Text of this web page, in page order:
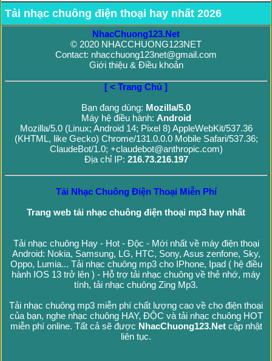
Tải nhạc chuông điện thoại hay nhất 2026
NhacChuong123.Net
© 2020 NHACCHUONG123NET
Contact: nhacchuong123net@gmail.com
Giới thiệu & Điều khoản
[ < Trang Chủ ]
Bạn đang dùng: Mozilla/5.0
Máy hệ điều hành: Android
Mozilla/5.0 (Linux; Android 14; Pixel 8) AppleWebKit/537.36
(KHTML, like Gecko) Chrome/131.0.0.0 Mobile Safari/537.36;
ClaudeBot/1.0; +claudebot@anthropic.com)
Địa chỉ IP: 216.73.216.197
Tải Nhạc Chuông Điện Thoại Miễn Phí
Trang web tải nhạc chuông điện thoại mp3 hay nhất
Tải nhạc chuông Hay - Hot - Độc - Mới nhất về máy điện thoại
Android: Nokia, Samsung, LG, HTC, Sony, Asus zenfone, Sky,
Oppo, Lumia... Tải nhạc chuông mp3 cho IPhone, Ipad ( hệ điều
hành IOS 13 trở lên ) - Hỗ trợ tải nhạc chuông về thẻ nhớ, máy
tính, tải nhạc chuông Zing Mp3.
Tải nhạc chuông mp3 miễn phí chất lượng cao về cho điện thoại
của bạn, nghe nhạc chuông HAY, ĐỘC và tải nhạc chuông HOT
miễn phí online. Tất cả sẽ được NhacChuong123.Netcập nhật
liên tục.